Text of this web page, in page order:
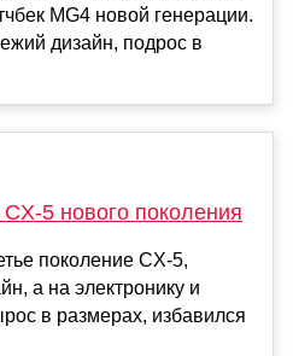
MG4 новой генерации.
дизайн, подрос в
5 нового поколения
поколение CX-5,
а на электронику и
в размерах, избавился